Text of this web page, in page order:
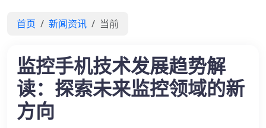
首页 新闻资讯 当前
监控手机技术发展趋势解
读：探索未来监控领域的新
方向